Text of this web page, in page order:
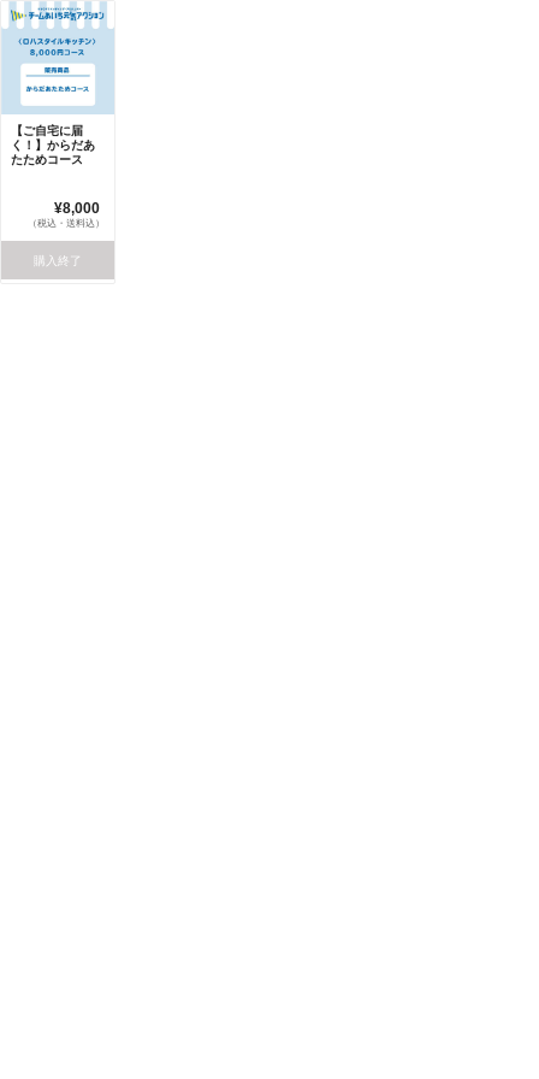
【ご自宅に届
く！】からだあ
たためコース
¥8,000
（税込・送料込）
購入終了